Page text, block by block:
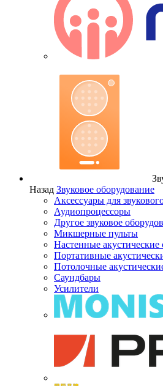
Назад Звуковое оборудование
Аксессуары для
Аудиопроцессоры
Другое звуковое
Микшерные пульты
Настенные акустические
Портативные
Потолочные
Саундбары
Усилители